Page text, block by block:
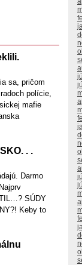
sa, pričom
polície,
mafie
. .
Darmo
SÚDY
Keby to